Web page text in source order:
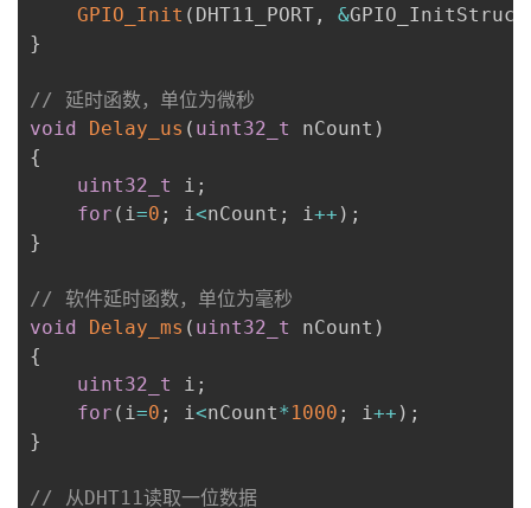
GPIO_Init ( DHT11_PORT , &
}
// 延时函数，单位为微秒
void
Delay_us ( uint32_t nCount )
{
uint32_t
i ;
for ( i=0 ; i<nCount ; i++ ) ;
}
// 软件延时函数，单位为毫秒
void
Delay_ms ( uint32_t nCount )
{
uint32_t
i ;
for ( i=0 ; i<nCount* 1000 ; i++ ) ;
}
// 从DHT11读取一位数据